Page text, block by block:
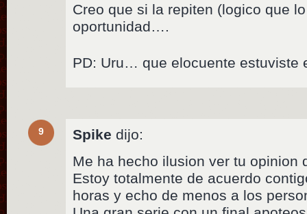
Creo que si la repiten (logico que
oportunidad….
PD: Uru… que elocuente estuviste
9 Spike dijo:
Me ha hecho ilusion ver tu opinion
Estoy totalmente de acuerdo
horas y echo de menos a los